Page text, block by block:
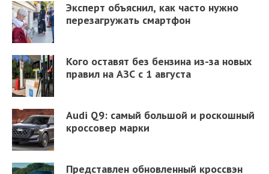
Эксперт объяснил, как часто нужно
перезагружать смартфон
Кого оставят без бензина из-за новых
правил на АЗС с 1 августа
Audi Q9: самый большой и роскошный
кроссовер марки
Представлен обновленный кроссвэн